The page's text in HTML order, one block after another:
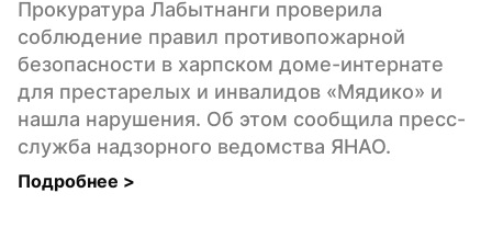
Прокуратура Лабытнанги проверила
соблюдение правил противопожарной
безопасности в харпском доме-интернате
для престарелых и инвалидов «Мядико» и
нашла нарушения. Об этом сообщила пресс-
служба надзорного ведомства ЯНАО.
Подробнее >